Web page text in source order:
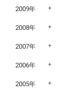
2009年
2008年
2007年
2006年
2005年